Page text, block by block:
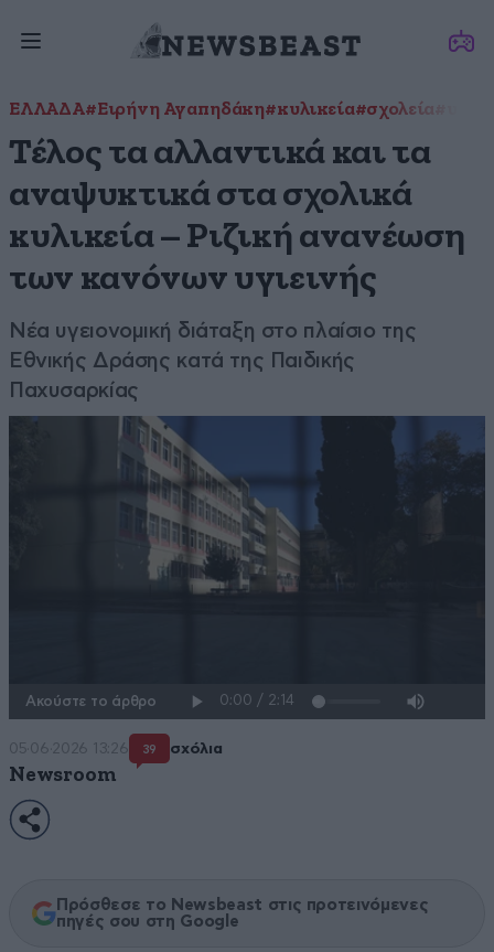
ΕΛΛΑΔΑ#Ειρήνη Αγαπηδάκη#κυλικεία#σχολεία
Τέλος τα αλλαντικά και τα
αναψυκτικά στα σχολικά
κυλικεία – Ριζική ανανέωση
των κανόνων υγιεινής
Νέα υγειονομική διάταξη στο πλαίσιο της
Εθνικής Δράσης κατά της Παιδικής
Παχυσαρκίας
Ακούστε το άρθρο
05·06·2026 13:26 39 σχόλια
Newsroom
Πρόσθεσε το Newsbeast στις προτεινόμενες
πηγές σου στη Google